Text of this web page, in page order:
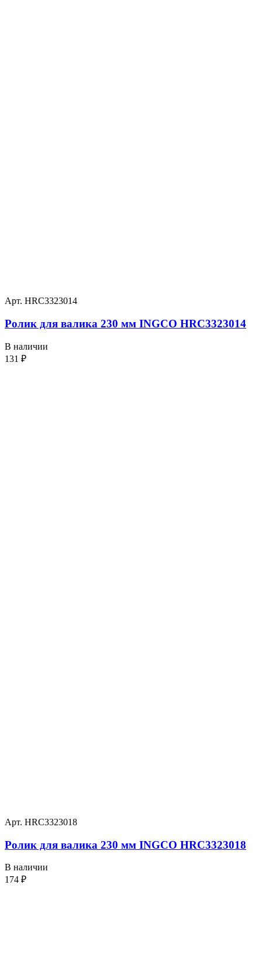
Арт. HRC3323014
Ролик для валика 230 мм INGCO HRC3323014
В наличии
131 ₽
Арт. HRC3323018
Ролик для валика 230 мм INGCO HRC3323018
В наличии
174 ₽